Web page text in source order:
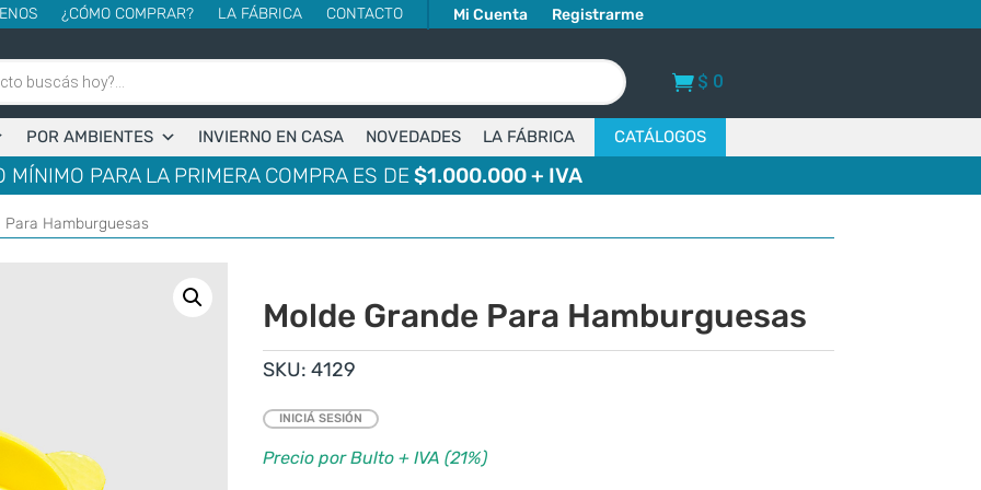
¿CÓMO COMPRAR? LA FÁBRICA CONTACTO Mi Cuenta Registrarme
$ 0
POR AMBIENTES INVIERNO EN CASA NOVEDADES LA FÁBRICA CATÁLOGOS
MÍNIMO PARA LA PRIMERA COMPRA ES DE$1.000.000 + IVA
Hamburguesas
Molde Grande Para Hamburguesas
SKU:4129
INICIÁ SESIÓN
Precio por Bulto + IVA (21%)